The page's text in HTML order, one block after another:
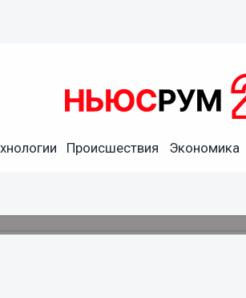
Происшествия Экономика
в войска за месяц